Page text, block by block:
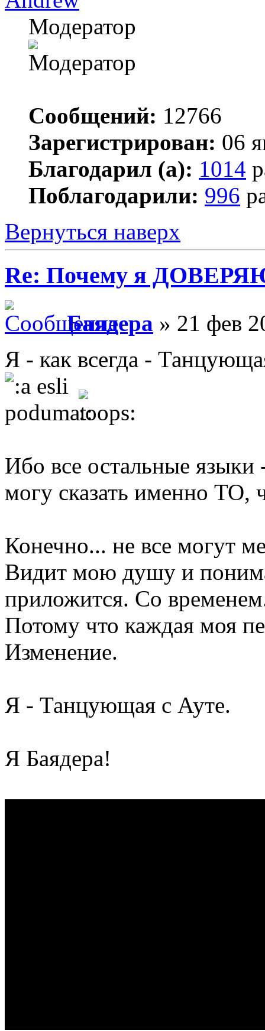
Модератор
Сообщений: 12766
Зарегистрирован: 06
Благодарил (а): 1014
Поблагодарили: 996
Вернуться наверх
Re: Почему я
Баядера » 21 фев
Я - как всегда -
Ибо все остальные языки
могу сказать именно ТО,
Конечно... не все могут
Видит мою душу и
приложится. Со
Потому что каждая моя
Изменение.
Я - Танцующая с Ауте.
Я Баядера!